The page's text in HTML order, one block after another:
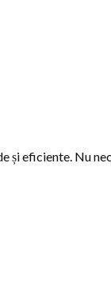
și eficiente. Nu